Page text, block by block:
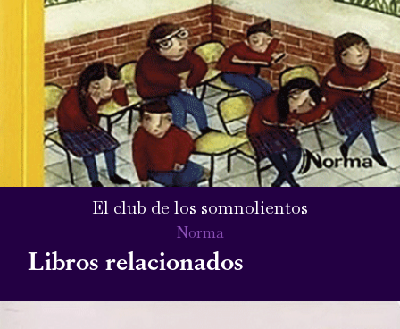
El club de los somnolientos
Norma
Libros relacionados